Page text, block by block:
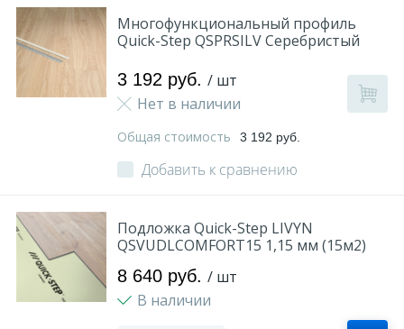
Многофункциональный профиль
Quick-Step QSPRSILV Серебристый
3 192 руб. / шт
Нет в наличии
Общая стоимость 3 192 руб.
Добавить к сравнению
Подложка Quick-Step LIVYN
QSVUDLCOMFORT15 1,15 мм (15м2)
8 640 руб. / шт
В наличии